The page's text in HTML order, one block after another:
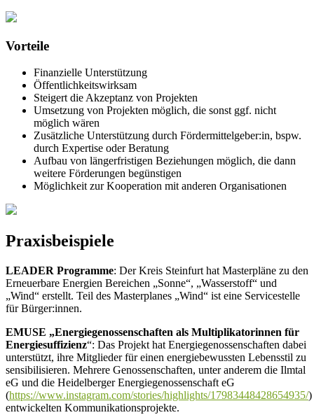
Vorteile
Finanzielle Unterstützung
Öffentlichkeitswirksam
Steigert die Akzeptanz von Projekten
Umsetzung von Projekten möglich, die sonst ggf. nicht
möglich wären
Zusätzliche Unterstützung durch Fördermittelgeber:in, bspw.
durch Expertise oder Beratung
Aufbau von längerfristigen Beziehungen möglich, die dann
weitere Förderungen begünstigen
Möglichkeit zur Kooperation mit anderen Organisationen
Praxisbeispiele
LEADER Programme: Der Kreis Steinfurt hat Masterpläne zu den
Erneuerbare Energien Bereichen „Sonne“, „Wasserstoff“ und
„Wind“ erstellt. Teil des Masterplanes „Wind“ ist eine Servicestelle
für Bürger:innen.
EMUSE „Energiegenossenschaften als Multiplikatorinnen für
Energiesuffizienz“: Das Projekt hat Energiegenossenschaften dabei
unterstützt, ihre Mitglieder für einen energiebewussten Lebensstil zu
sensibilisieren. Mehrere Genossenschaften, unter anderem die Ilmtal
eG und die Heidelberger Energiegenossenschaft eG
(https://www.instagram.com/stories/highlights/17983448428654935/)
entwickelten Kommunikationsprojekte.